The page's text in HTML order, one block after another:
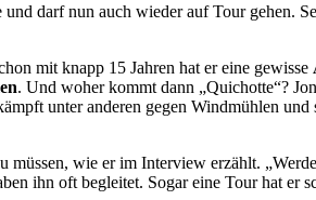
darf nun auch wieder auf Tour gehen.
mit knapp 15 Jahren hat er eine gewisse
. Und woher kommt dann „Quichotte“?
unter anderen gegen Windmühlen und
wie er im Interview erzählt.
ihn oft begleitet. Sogar eine Tour hat er